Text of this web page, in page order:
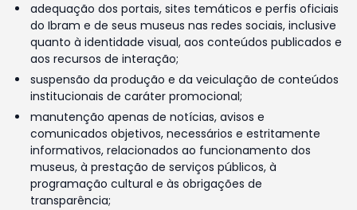
adequação dos portais, sites temáticos e perfis oficiais
do Ibram e de seus museus nas redes sociais, inclusive
quanto à identidade visual, aos conteúdos publicados e
aos recursos de interação;
suspensão da produção e da veiculação de conteúdos
institucionais de caráter promocional;
manutenção apenas de notícias, avisos e
comunicados objetivos, necessários e estritamente
informativos, relacionados ao funcionamento dos
museus, à prestação de serviços públicos, à
programação cultural e às obrigações de
transparência;